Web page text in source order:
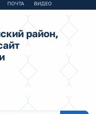
ПОЧТА ВИДЕО
район,